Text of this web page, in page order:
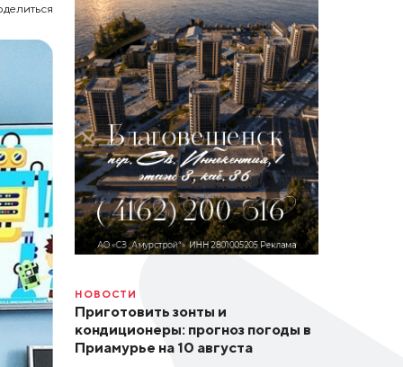
НОВОСТИ
Приготовить зонты и
кондиционеры: прогноз погоды в
Приамурье на 10 августа